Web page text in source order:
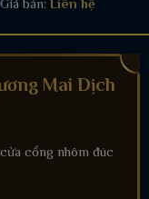
Giá bán: Liên hệ
Mai Dịch
cổng nhôm đúc